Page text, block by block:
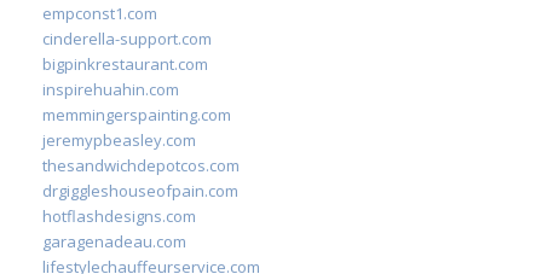
empconst1.com
cinderella-support.com
bigpinkrestaurant.com
inspirehuahin.com
memmingerspainting.com
jeremypbeasley.com
thesandwichdepotcos.com
drgiggleshouseofpain.com
hotflashdesigns.com
garagenadeau.com
lifestylechauffeurservice.com